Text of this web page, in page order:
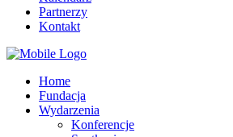
Partnerzy
Kontakt
Home
Fundacja
Wydarzenia
Konferencje